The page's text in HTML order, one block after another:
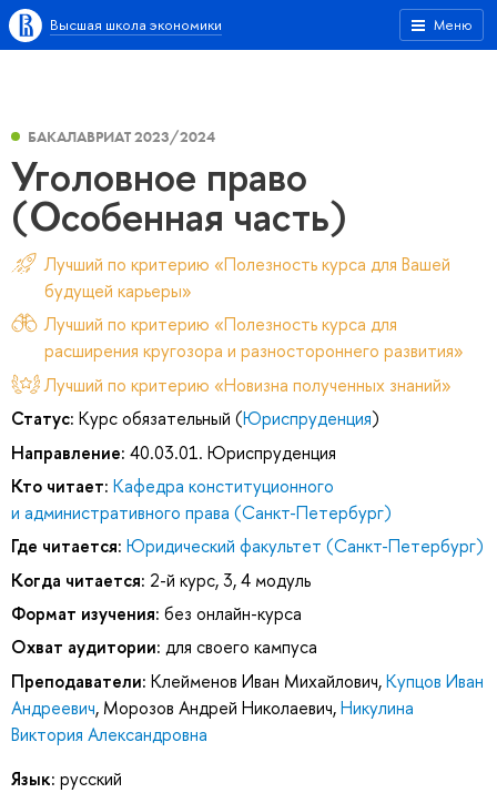
Меню
Высшая школа экономики
БАКАЛАВРИАТ 2023/2024
Уголовное право
(Особенная часть)
Лучший по критерию «Полезность курса для Вашей
будущей карьеры»
Лучший по критерию «Полезность курса для
расширения кругозора и разностороннего развития»
Лучший по критерию «Новизна полученных знаний»
Статус: Курс обязательный (Юриспруденция)
Направление: 40.03.01. Юриспруденция
Кто читает: Кафедра конституционного
и административного права (Санкт-Петербург)
Где читается: Юридический факультет (Санкт-Петербург)
Когда читается: 2-й курс, 3, 4 модуль
Формат изучения: без онлайн-курса
Охват аудитории: для своего кампуса
Преподаватели: Клейменов Иван Михайлович,Купцов Иван
Андреевич, Морозов Андрей Николаевич,Никулина
Виктория Александровна
Язык: русский